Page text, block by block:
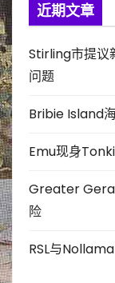
近期文章
Stirling市提议
问题
Bribie Island
Emu现身
Greater
险
RSL与